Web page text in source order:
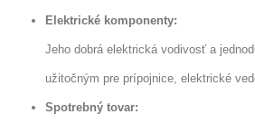
Elektrické komponenty:
Jeho dobrá elektrická vodivosť a
užitočným pre prípojnice, elektrické
Spotrebný tovar: